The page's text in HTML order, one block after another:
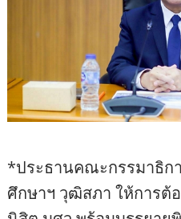
*ประธานคณะกรรมาธิก
ศึกษาฯ วุฒิสภา ให้การ